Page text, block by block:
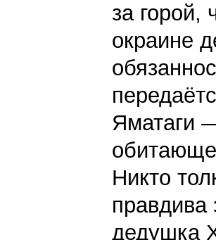
за горой,
окраине
Яматаги
Никто
правдива
дедушка